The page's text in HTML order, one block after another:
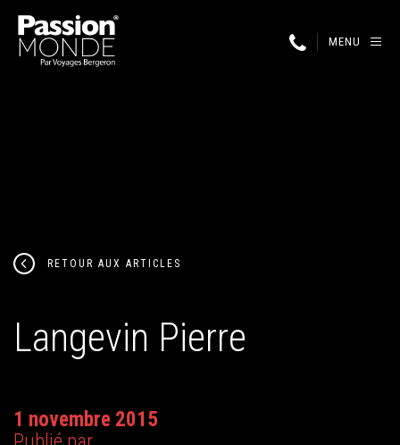
MENU
RETOUR AUX ARTICLES
Langevin Pierre
1 novembre 2015